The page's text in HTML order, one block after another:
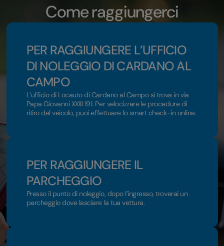
Come raggiungerci
PER RAGGIUNGERE L’UFFICIO
DI NOLEGGIO DI CARDANO AL
CAMPO
L’ufficio di Locauto di Cardano al Campo si trova in via
Papa Giovanni XXIII 191. Per velocizzare le procedure di
ritiro del veicolo, puoi effettuare lo smart check-in online.
PER RAGGIUNGERE IL
PARCHEGGIO
Presso il punto di noleggio, dopo l’ingresso, troverai un
parcheggio dove lasciare la tua vettura.